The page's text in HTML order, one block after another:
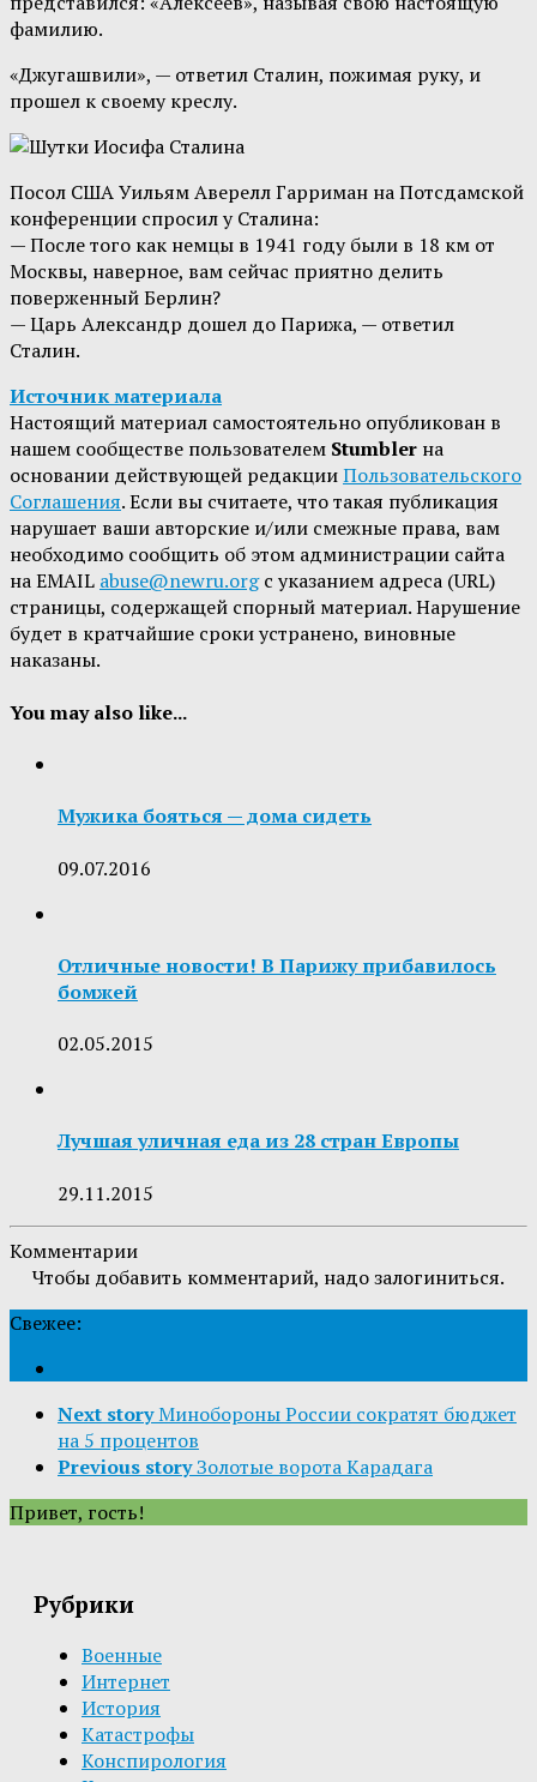
фамилию.
«Джугашвили», — ответил Сталин, пожимая руку, и
прошел к своему креслу.
Посол США Уильям Аверелл Гарриман на Потсдамской
конференции спросил у Сталина:
— После того как немцы в 1941 году были в 18 км от
Москвы, наверное, вам сейчас приятно делить
поверженный Берлин?
— Царь Александр дошел до Парижа, — ответил
Сталин.
Источник материала
Настоящий материал самостоятельно опубликован в
нашем сообществе пользователем Stumbler на
основании действующей редакцииПользовательского
Соглашения. Если вы считаете, что такая публикация
нарушает ваши авторские и/или смежные права, вам
необходимо сообщить об этом администрации сайта
на EMAIL abuse@newru.orgс указанием адреса (URL)
страницы, содержащей спорный материал. Нарушение
будет в кратчайшие сроки устранено, виновные
наказаны.
You may also like...
Мужика бояться — дома сидеть
09.07.2016
Отличные новости! В Парижу прибавилось
бомжей
02.05.2015
Лучшая уличная еда из 28 стран Европы
29.11.2015
Комментарии
Чтобы добавить комментарий, надо залогиниться.
Свежее:
Next storyМинобороны России сократят бюджет
на 5 процентов
Previous storyЗолотые ворота Карадага
Привет, гость!
Рубрики
Военные
Интернет
История
Катастрофы
Конспирология